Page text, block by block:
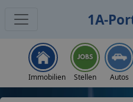
1A-
Immobilien Stellen Autos